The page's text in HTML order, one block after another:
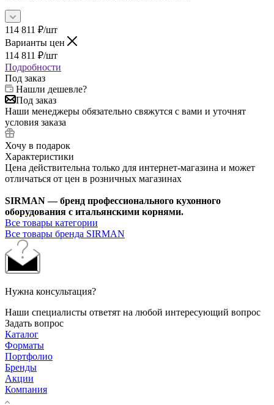
114 811 ₽/шт
Варианты цен
114 811 ₽/шт
Подробности
Под заказ
Нашли дешевле?
Под заказ
Наши менеджеры обязательно свяжутся с вами и уточнят
условия заказа
Хочу в подарок
Характеристики
Цена действительна только для интернет-магазина и может
отличаться от цен в розничных магазинах
SIRMAN — бренд профессионального кухонного
оборудования с итальянскими корнями.
Все товары категории
Все товары бренда SIRMAN
Нужна консультация?
Наши специалисты ответят на любой интересующий вопрос
Задать вопрос
Каталог
Форматы
Портфолио
Бренды
Акции
Компания